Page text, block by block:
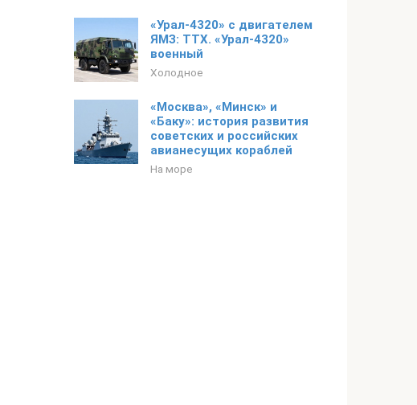
«Урал-4320» с двигателем
ЯМЗ: ТТХ. «Урал-4320»
военный
Холодное
«Москва», «Минск» и
«Баку»: история развития
советских и российских
авианесущих кораблей
На море